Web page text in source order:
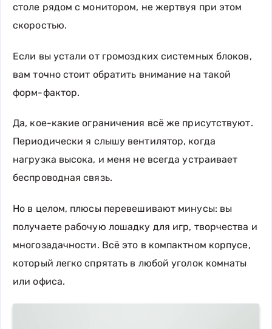
столе рядом с монитором, не жертвуя при этом
скоростью.
Если вы устали от громоздких системных блоков,
вам точно стоит обратить внимание на такой
форм-фактор.
Да, кое-какие ограничения всё же присутствуют.
Периодически я слышу вентилятор, когда
нагрузка высока, и меня не всегда устраивает
беспроводная связь.
Но в целом, плюсы перевешивают минусы: вы
получаете рабочую лошадку для игр, творчества и
многозадачности. Всё это в компактном корпусе,
который легко спрятать в любой уголок комнаты
или офиса.